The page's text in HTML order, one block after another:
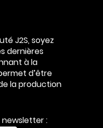
J2S, soyez
dernières
à la
d’être
la production
: